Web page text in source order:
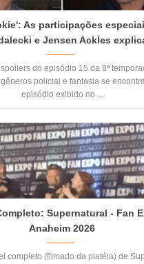
As participações
e Jensen Ackles
do episódio 15 da 8ª
policial e fantasia se
episódio exibido no ...
Supernatural - Fan
Anaheim 2026
completo (filmado da platéia) de